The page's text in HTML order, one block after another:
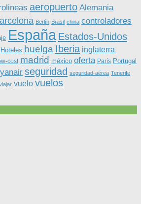
aeropuerto Alemania
Berlín Brasil china controladores
España Estados-Unidos
Hoteles huelga Iberia inglaterra
cost madrid méxico oferta París Portugal
seguridad seguridad-aérea Tenerife
vuelo vuelos